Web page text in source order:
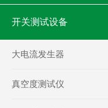
开关测试设备
大电流发生器
真空度测试仪